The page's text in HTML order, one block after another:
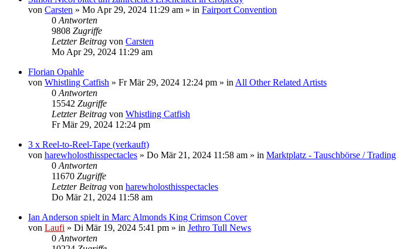
von Carsten » Mo Apr 29, 2024 11:29 am » in Fairport Convention
0 Antworten
9808 Zugriffe
Letzter Beitrag von Carsten
Mo Apr 29, 2024 11:29 am
Florian Opahle
von Whistling Catfish » Fr Mär 29, 2024 12:24 pm » in All Other Related Artists
0 Antworten
15542 Zugriffe
Letzter Beitrag von Whistling Catfish
Fr Mär 29, 2024 12:24 pm
3 x Reel-to-Reel-Tape (verkauft)
von harewholosthisspectacles » Do Mär 21, 2024 11:58 am » in Marktplatz - Tauschbörse / Trading
0 Antworten
11670 Zugriffe
Letzter Beitrag von harewholosthisspectacles
Do Mär 21, 2024 11:58 am
Ian Anderson spielt in Marc Almonds King Crimson Cover
von Laufi » Di Mär 19, 2024 5:41 pm » in Jethro Tull News
0 Antworten